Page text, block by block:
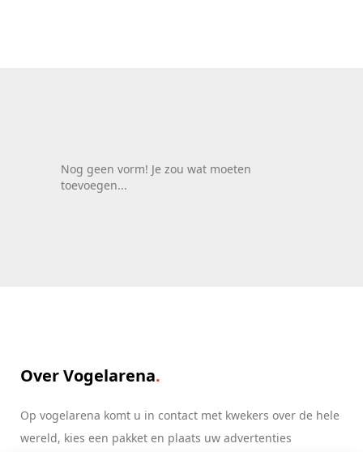
Nog geen vorm! Je zou wat moeten
toevoegen...
Over Vogelarena
Op vogelarena komt u in contact met kwekers over de hele
wereld, kies een pakket en plaats uw advertenties